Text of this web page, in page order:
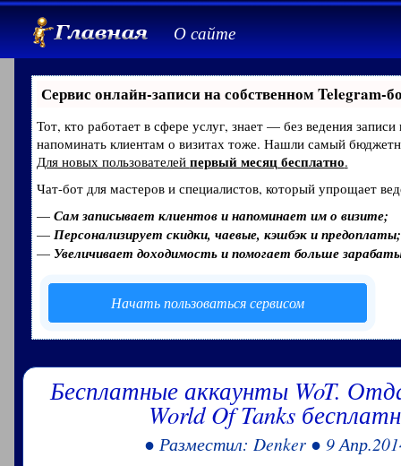
О сайте
Сервис онлайн-записи на собственном Telegram-
Тот, кто работает в сфере услуг, знает — без ведения
напоминать клиентам о визитах тоже. Нашли самый
Для новых пользователей первый месяц бесплатно.
Чат-бот для мастеров и специалистов, который упрощает
— Сам записывает клиентов и напоминает им о визите;
— Персонализирует скидки, чаевые, кэшбэк и предоплаты;
— Увеличивает доходимость и помогает больше
Начать пользоваться сервисом
Бесплатные аккаунты WoT.
World Of Tanks
● Разместил: Denker ● 9